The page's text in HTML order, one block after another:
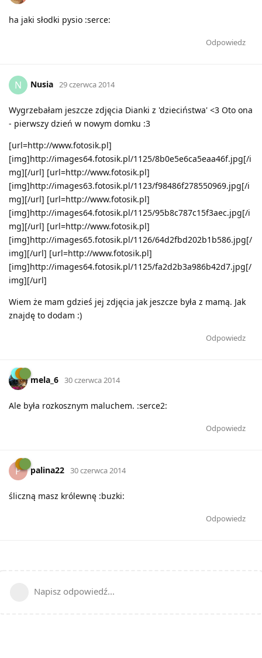
ha jaki słodki pysio :serce:
Odpowiedz
N Nusia 29 czerwca 2014
Wygrzebałam jeszcze zdjęcia Dianki z 'dzieciństwa' <3 Oto ona
- pierwszy dzień w nowym domku :3
[url=http://www.fotosik.pl]
[img]http://images64.fotosik.pl/1125/8b0e5e6ca5eaa46f.jpg[/i
mg][/url] [url=http://www.fotosik.pl]
[img]http://images63.fotosik.pl/1123/f98486f278550969.jpg[/i
mg][/url] [url=http://www.fotosik.pl]
[img]http://images64.fotosik.pl/1125/95b8c787c15f3aec.jpg[/i
mg][/url] [url=http://www.fotosik.pl]
[img]http://images65.fotosik.pl/1126/64d2fbd202b1b586.jpg[/
img][/url] [url=http://www.fotosik.pl]
[img]http://images64.fotosik.pl/1125/fa2d2b3a986b42d7.jpg[/
img][/url]
Wiem że mam gdzieś jej zdjęcia jak jeszcze była z mamą. Jak
znajdę to dodam :)
Odpowiedz
mela_6 30 czerwca 2014
Ale była rozkosznym maluchem. :serce2:
Odpowiedz
P palina22 30 czerwca 2014
śliczną masz królewnę :buzki:
Odpowiedz
Napisz odpowiedź...